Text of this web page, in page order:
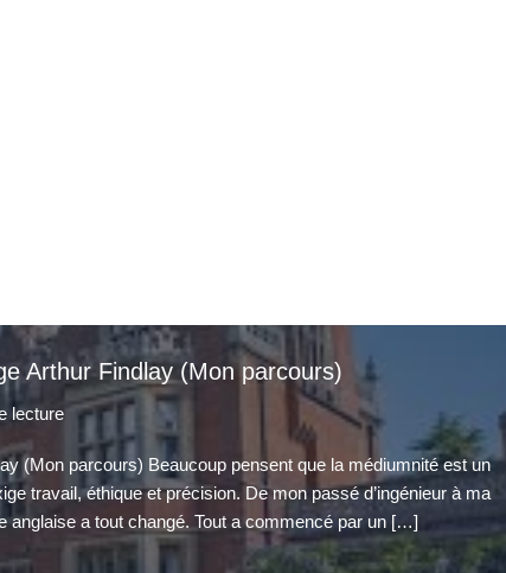
Arthur Findlay (Mon parcours)
lecture
(Mon parcours) Beaucoup pensent que la médiumnité est un
travail, éthique et précision. De mon passé d’ingénieur à ma
anglaise a tout changé. Tout a commencé par un […]